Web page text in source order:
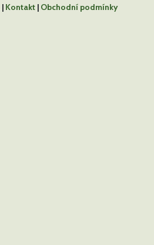
| Kontakt | Obchodní podmínky